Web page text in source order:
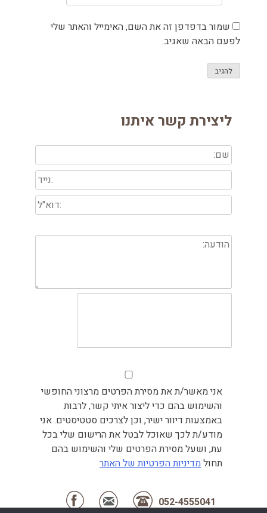
שמור בדפדפן זה את השם, האימייל והאתר שלי
לפעם הבאה שאגיב.
ליצירת קשר איתנו
אני מאשר/ת את מסירת הפרטים מרצוני החופשי
והשימוש בהם כדי ליצור איתי קשר, לרבות
באמצעות דיוור ישיר, וכן לצרכים סטטיסטים. אני
מודע/ת לכך שאוכל לבטל את הרישום שלי בכל
עת, ושעל מסירת הפרטים שלי והשימוש בהם
תחולמדיניות הפרטיות של האתר
052-4555041